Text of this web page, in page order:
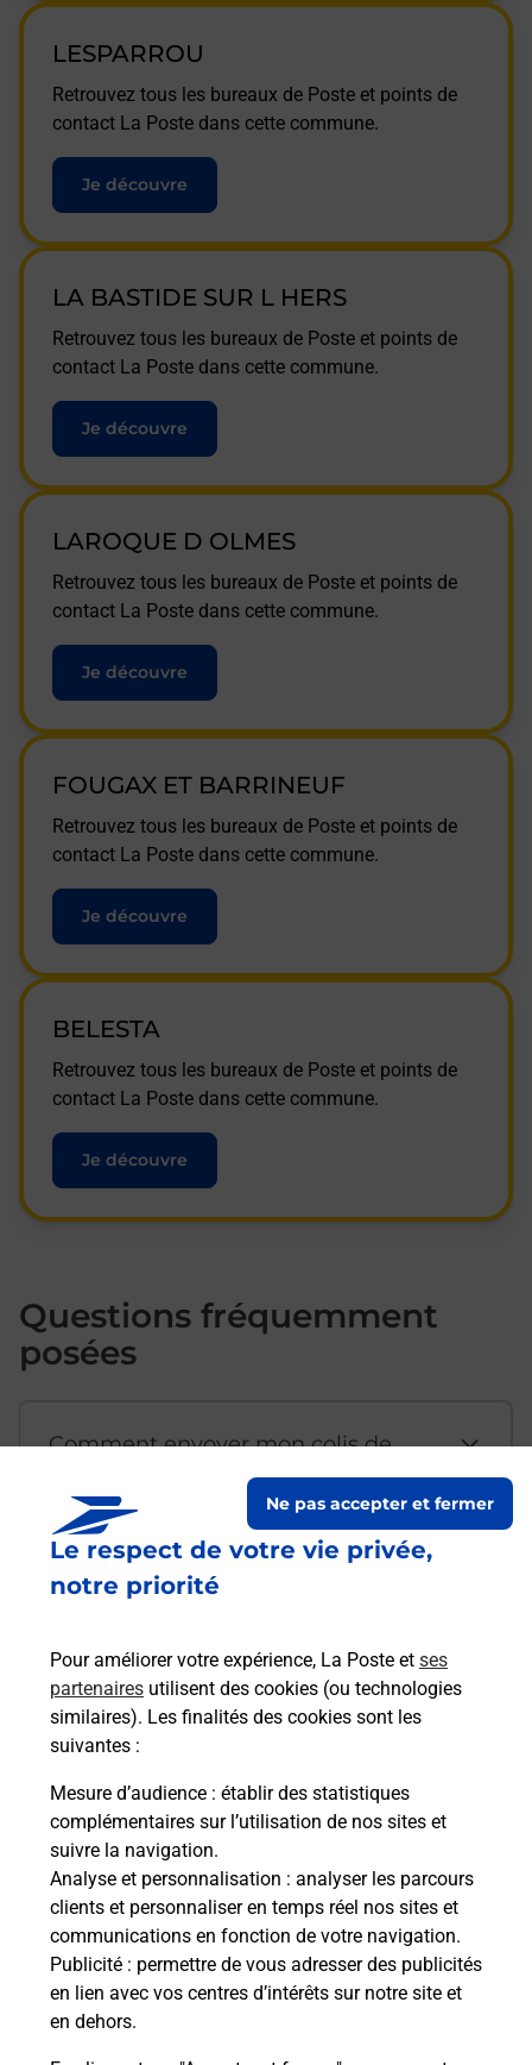
Le respect de votre vie privée,
notre priorité
Pour améliorer votre expérience, La Poste et ses
partenaires utilisent des cookies (ou technologies
similaires). Les finalités des cookies sont les
suivantes :
Mesure d’audience : établir des statistiques
complémentaires sur l’utilisation de nos sites et
suivre la navigation.
Analyse et personnalisation : analyser les parcours
clients et personnaliser en temps réel nos sites et
communications en fonction de votre navigation.
Publicité : permettre de vous adresser des publicités
en lien avec vos centres d’intérêts sur notre site et
en dehors.
Ne pas accepter et fermer
LESPARROU
Retrouvez tous les bureaux de Poste et points de
contact La Poste dans cette commune.
Je découvre
LA BASTIDE SUR L HERS
Retrouvez tous les bureaux de Poste et points de
contact La Poste dans cette commune.
Je découvre
LAROQUE D OLMES
Retrouvez tous les bureaux de Poste et points de
contact La Poste dans cette commune.
Je découvre
FOUGAX ET BARRINEUF
Retrouvez tous les bureaux de Poste et points de
contact La Poste dans cette commune.
Je découvre
BELESTA
Retrouvez tous les bureaux de Poste et points de
contact La Poste dans cette commune.
Je découvre
Questions fréquemment
posées
Comment envoyer mon colis de
Est-il possible d’acheter un
emballage directement depuis un
Comment demander une
modification de livraison ?
Comment La Poste participe-t-elle
à votre sécurité au quotidien ?
Puis-je passer mon code de la route
avec La Poste et sous quelles
conditions ?